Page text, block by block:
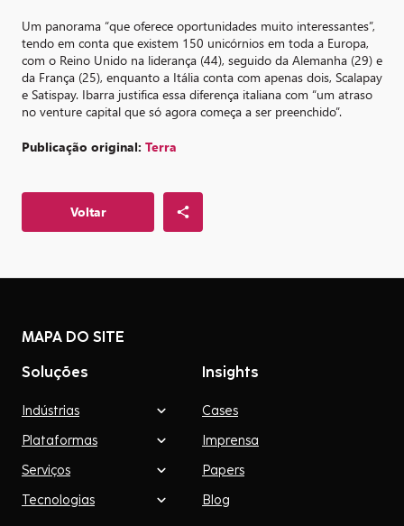
Um panorama “que oferece oportunidades muito interessantes”,
tendo em conta que existem 150 unicórnios em toda a Europa,
com o Reino Unido na liderança (44), seguido da Alemanha (29) e
da França (25), enquanto a Itália conta com apenas dois, Scalapay
e Satispay. Ibarra justifica essa diferença italiana com “um atraso
no venture capital que só agora começa a ser preenchido”.
Publicação original: Terra
Voltar
MAPA DO SITE
Soluções
Indústrias
Plataformas
Serviços
Tecnologias
Insights
Cases
Imprensa
Papers
Blog